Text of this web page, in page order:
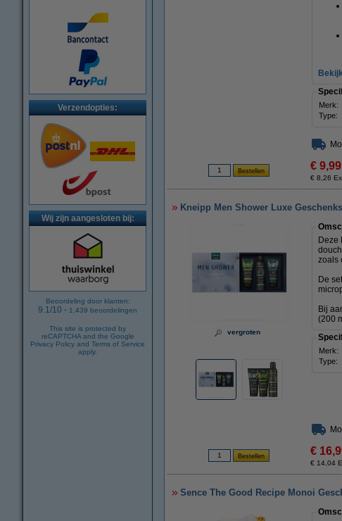
Verzendopties:
Wij zijn aangesloten bij:
Beoordeling door klanten:
9.1/10 - 1.439 beoordelingen
This site is protected by
reCAPTCHA and the Google
Privacy Policy and Terms of Service
apply.
Merk:
Type:
€ 9,99
€ 8,26
Kneipp Men Shower Luxe
vergroten
Deze
zoals
De
Bij
(200
Merk:
Type:
€
€ 14,04
Sence The Good Recipe Monoi